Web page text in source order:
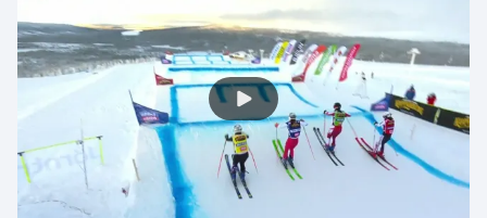
Parasport
Plavání
Plážový volejbal
Ragby